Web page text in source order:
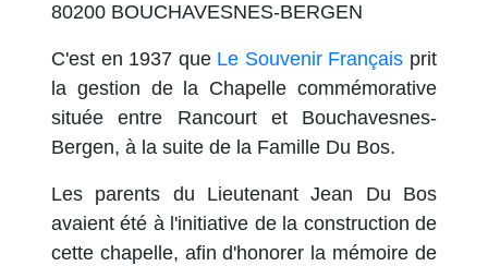
80200 BOUCHAVESNES-BERGEN
C'est en 1937 que Le Souvenir Français prit
la gestion de la Chapelle commémorative
située entre Rancourt et Bouchavesnes-
Bergen, à la suite de la Famille Du Bos.
Les parents du Lieutenant Jean Du Bos
avaient été à l'initiative de la construction de
cette chapelle, afin d'honorer la mémoire de